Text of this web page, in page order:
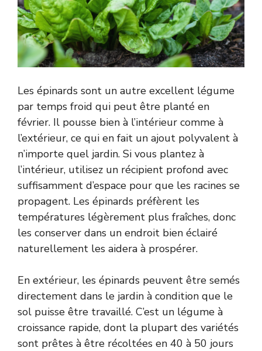
Les épinards sont un autre excellent légume
par temps froid qui peut être planté en
février. Il pousse bien à l’intérieur comme à
l’extérieur, ce qui en fait un ajout polyvalent à
n’importe quel jardin. Si vous plantez à
l’intérieur, utilisez un récipient profond avec
suffisamment d’espace pour que les racines se
propagent. Les épinards préfèrent les
températures légèrement plus fraîches, donc
les conserver dans un endroit bien éclairé
naturellement les aidera à prospérer.
En extérieur, les épinards peuvent être semés
directement dans le jardin à condition que le
sol puisse être travaillé. C’est un légume à
croissance rapide, dont la plupart des variétés
sont prêtes à être récoltées en 40 à 50 jours